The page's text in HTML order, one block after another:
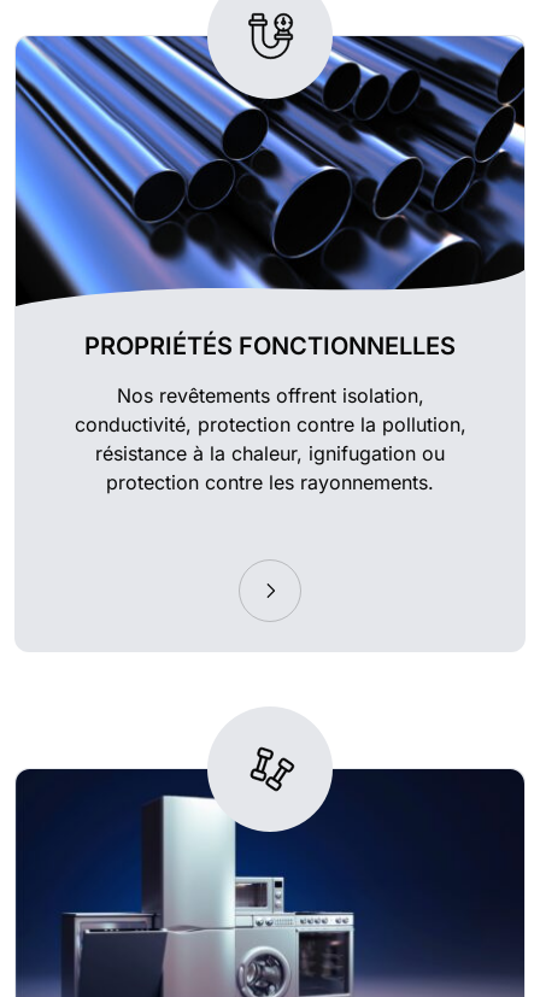
PROPRIÉTÉS FONCTIONNELLES
Nos revêtements offrent isolation,
conductivité, protection contre la pollution,
résistance à la chaleur, ignifugation ou
protection contre les rayonnements.